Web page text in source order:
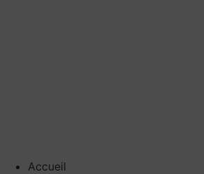
Accueil